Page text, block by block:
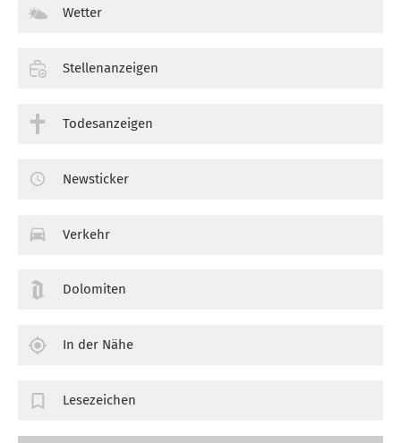
Wetter
Stellenanzeigen
Todesanzeigen
Newsticker
Verkehr
Dolomiten
In der Nähe
Lesezeichen